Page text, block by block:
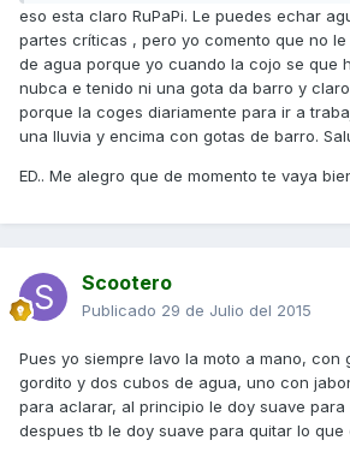
eso esta claro RuPaPi. Le puedes echar
partes críticas , pero yo comento que no
de agua porque yo cuando la cojo se que
nubca e tenido ni una gota da barro y
porque la coges diariamente para ir a
una lluvia y encima con gotas de barro.
ED.. Me alegro que de momento te vaya
Scootero
Publicado 29 de Julio del 2015
Pues yo siempre lavo la moto a mano, con
gordito y dos cubos de agua, uno con
para aclarar, al principio le doy suave
despues tb le doy suave para quitar lo que